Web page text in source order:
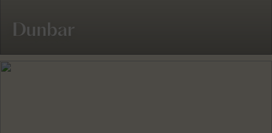
Dunbar